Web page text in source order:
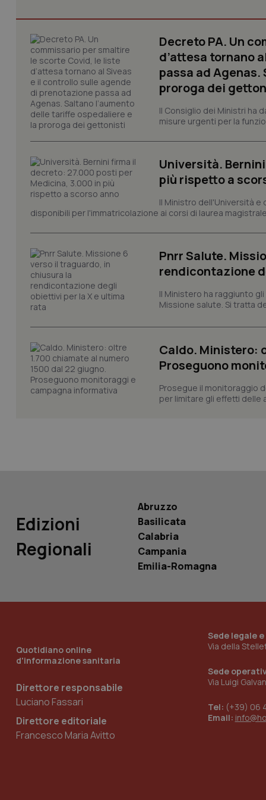
Decreto PA. Un
d’attesa tornano
passa ad
proroga dei
Il Consiglio dei Ministri ha
misure urgenti per la
Università.
più rispetto a
Il Ministro dell'Università e
disponibili per l'immatricolazione ai corsi di laurea
Pnrr Salute.
rendicontazione
Il Ministero ha raggiunto
Missione salute. Si tratta
Caldo. Ministero:
Proseguono
Prosegue il monitoraggio
per limitare gli effetti delle
Edizioni
Regionali
Abruzzo
Basilicata
Calabria
Campania
Emilia-Romagna
Quotidiano online
d'informazione sanitaria
Direttore responsabile
Luciano Fassari
Direttore editoriale
Francesco Maria Avitto
Sede legale
Via della
Sede
Via Luigi
Tel: (+39) 06
Email:
I cookie necessari
e l'accesso alle aree
Nome
tracking-sites-
session-id
PHPSESSID
__Secure-YNID
__Secure-
ROLLOUT_TOKEN
tracking-sites-
ironfish-tracking-